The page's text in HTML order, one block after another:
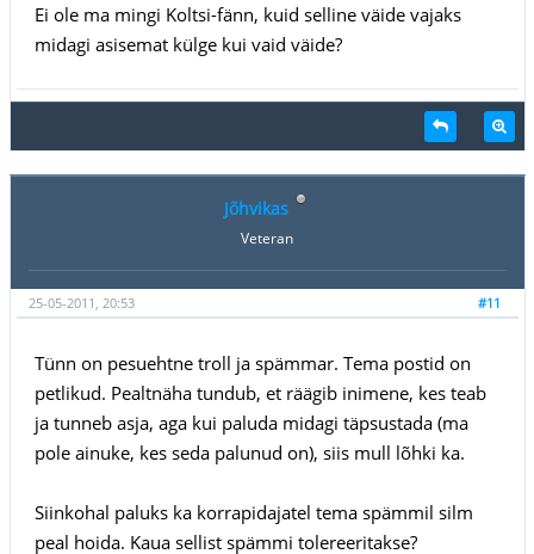
Ei ole ma mingi Koltsi-fänn, kuid selline väide vajaks
midagi asisemat külge kui vaid väide?
Jõhvikas
Veteran
#11
25-05-2011, 20:53
Tünn on pesuehtne troll ja spämmar. Tema postid on
petlikud. Pealtnäha tundub, et räägib inimene, kes teab
ja tunneb asja, aga kui paluda midagi täpsustada (ma
pole ainuke, kes seda palunud on), siis mull lõhki ka.
Siinkohal paluks ka korrapidajatel tema spämmil silm
peal hoida. Kaua sellist spämmi tolereeritakse?